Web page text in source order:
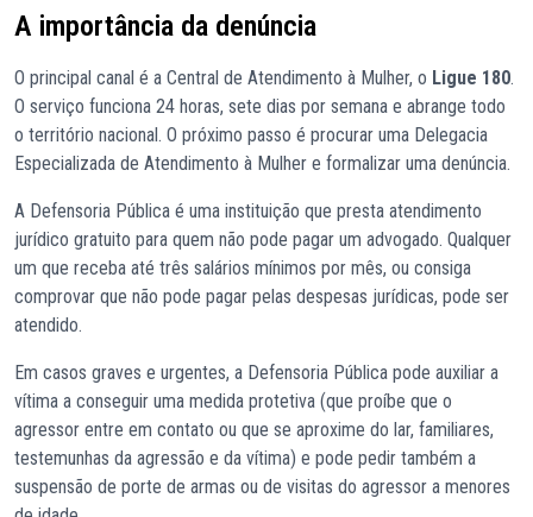
A importância da denúncia
O principal canal é a Central de Atendimento à Mulher, o Ligue 180.
O serviço funciona 24 horas, sete dias por semana e abrange todo
o território nacional. O próximo passo é procurar uma Delegacia
Especializada de Atendimento à Mulher e formalizar uma denúncia.
A Defensoria Pública é uma instituição que presta atendimento
jurídico gratuito para quem não pode pagar um advogado. Qualquer
um que receba até três salários mínimos por mês, ou consiga
comprovar que não pode pagar pelas despesas jurídicas, pode ser
atendido.
Em casos graves e urgentes, a Defensoria Pública pode auxiliar a
vítima a conseguir uma medida protetiva (que proíbe que o
agressor entre em contato ou que se aproxime do lar, familiares,
testemunhas da agressão e da vítima) e pode pedir também a
suspensão de porte de armas ou de visitas do agressor a menores